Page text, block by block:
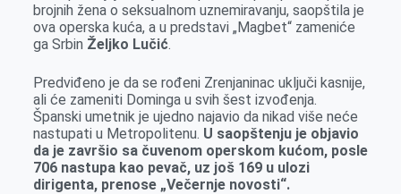
k
e
r
n
p
brojnih žena o seksualnom uznemiravanju, saopštila je
ova operska kuća, a u predstavi „Magbet“ zameniće
ga Srbin Željko Lučić.
Predviđeno je da se rođeni Zrenjaninac uključi kasnije,
ali će zameniti Dominga u svih šest izvođenja.
Španski umetnik je ujedno najavio da nikad više neće
nastupati u Metropolitenu. U saopštenju je objavio
da je završio sa čuvenom operskom kućom, posle
706 nastupa kao pevač, uz još 169 u ulozi
dirigenta, prenose „Večernje novosti“.